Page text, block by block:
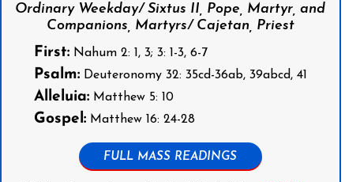
Ordinary Weekday/ Sixtus II, Pope, Martyr, and
Companions, Martyrs/ Cajetan, Priest
First:Nahum 2: 1, 3; 3: 1-3, 6-7
Psalm:Deuteronomy 32: 35cd-36ab, 39abcd, 41
Alleluia:Matthew 5: 10
Gospel:Matthew 16: 24-28
FULL MASS READINGS